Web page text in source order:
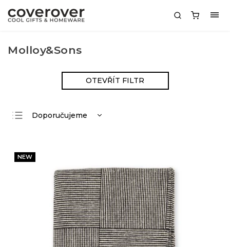
Molloy&Sons
OTEVŘÍT FILTR
Doporučujeme
Nejprodávanější
Abecedně
NEW